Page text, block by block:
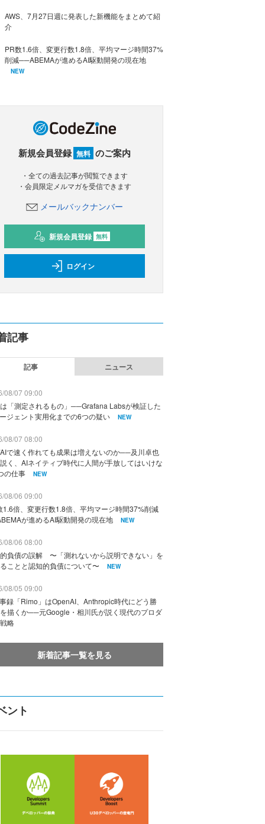
AWS、7月27日週に発表した新機能をまとめて紹
介
PR数1.6倍、変更行数1.8倍、平均マージ時間37%
削減──ABEMAが進めるAI駆動開発の現在地
NEW
新規会員登録 無料 のご案内
・全ての過去記事が閲覧できます
・会員限定メルマガを受信できます
メールバックナンバー
新規会員登録 無料
ログイン
記事
記事 ニュース
08/07 09:00
「測定されるもの」──Grafana Labsが検証した
ジェント実用化までの6つの疑い
NEW
08/07 08:00
で速く作れても成果は増えないのか──及川卓也
く、AIネイティブ時代に人間が手放してはいけな
の仕事
NEW
08/06 09:00
1.6倍、変更行数1.8倍、平均マージ時間37%削減
が進めるAI駆動開発の現在地
NEW
08/06 08:00
負債の誤解 〜「測れないから説明できない」を
ことと認知的負債について〜
NEW
08/05 09:00
録「Rimo」はOpenAI、Anthropic時代にどう勝
描くか──元Google・相川氏が説く現代のプロダ
略
新着記事一覧を見る
ント